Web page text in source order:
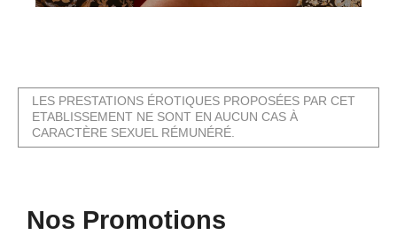
LES PRESTATIONS ÉROTIQUES PROPOSÉES PAR CET
ETABLISSEMENT NE SONT EN AUCUN CAS À
CARACTÈRE SEXUEL RÉMUNÉRÉ.
Nos Promotions